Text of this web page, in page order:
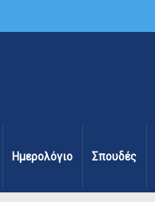
Ημερολόγιο Σπουδές